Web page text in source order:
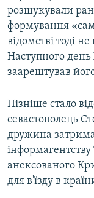
розшукували
формування
відомстві тоді
Наступного
заарештував
Пізніше стало
севастополець
дружина
анексованого
для в'їзду в